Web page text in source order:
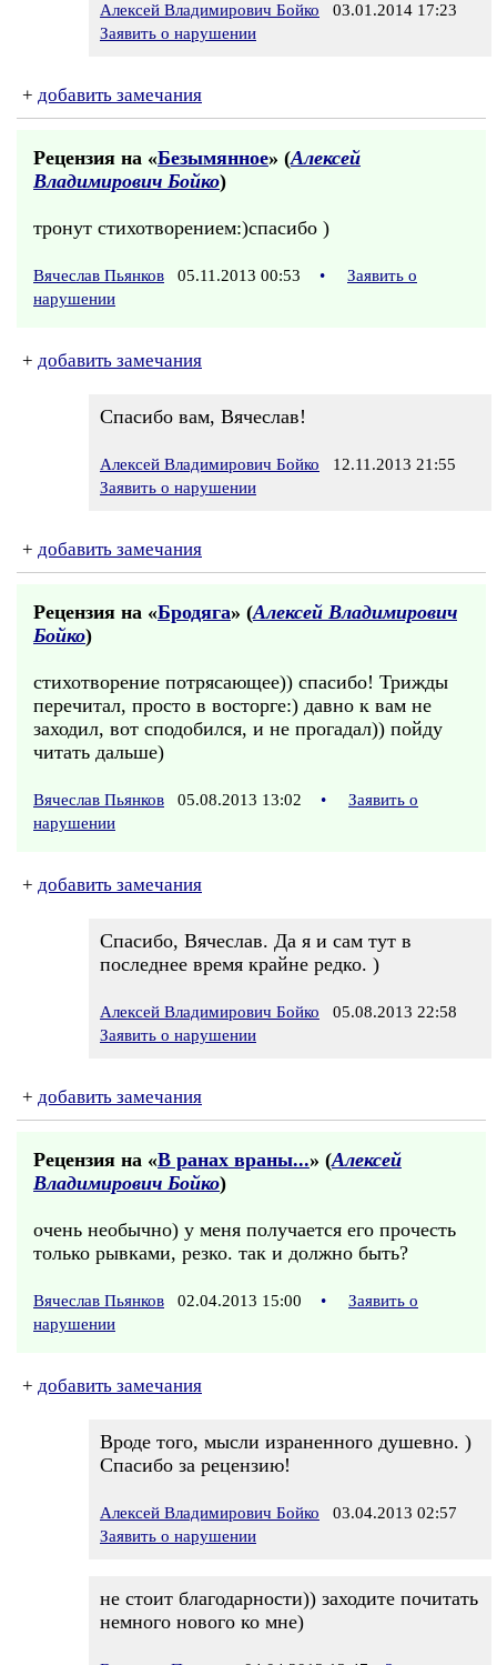
Алексей Владимирович Бойко 03.01.2014 17:23
Заявить о нарушении
+ добавить замечания
Рецензия на «Безымянное» (Алексей
Владимирович Бойко)
тронут стихотворением:)спасибо )
Вячеслав Пьянков 05.11.2013 00:53 •
Заявить о
нарушении
+ добавить замечания
Спасибо вам, Вячеслав!
Алексей Владимирович Бойко 12.11.2013 21:55
Заявить о нарушении
+ добавить замечания
Рецензия на «Бродяга» (Алексей Владимирович
Бойко)
стихотворение потрясающее)) спасибо! Трижды
перечитал, просто в восторге:) давно к вам не
заходил, вот сподобился, и не прогадал)) пойду
читать дальше)
Вячеслав Пьянков 05.08.2013 13:02 •
Заявить о
нарушении
+ добавить замечания
Спасибо, Вячеслав. Да я и сам тут в
последнее время крайне редко. )
Алексей Владимирович Бойко 05.08.2013 22:58
Заявить о нарушении
+ добавить замечания
Рецензия на «В ранах враны...» (Алексей
Владимирович Бойко)
очень необычно) у меня получается его прочесть
только рывками, резко. так и должно быть?
Вячеслав Пьянков 02.04.2013 15:00 •
Заявить о
нарушении
+ добавить замечания
Вроде того, мысли израненного душевно. )
Спасибо за рецензию!
Алексей Владимирович Бойко 03.04.2013 02:57
Заявить о нарушении
не стоит благодарности)) заходите почитать
немного нового ко мне)